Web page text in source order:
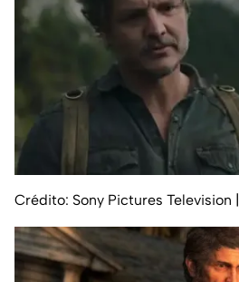
Crédito: Sony Pictures Television |